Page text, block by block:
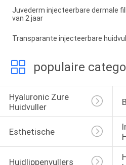
Juvederm injecteerbare dermale
van 2 jaar
Transparante injecteerbare
populaire
Hyaluronic Zure
Huidvuller
Esthetische
Huidlippenvullers